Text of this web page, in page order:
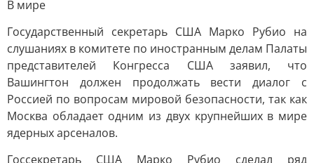
В мире
Государственный секретарь США Марко Рубио на
слушаниях в комитете по иностранным делам Палаты
представителей Конгресса США заявил, что
Вашингтон должен продолжать вести диалог с
Россией по вопросам мировой безопасности, так как
Москва обладает одним из двух крупнейших в мире
ядерных арсеналов.
Госсекретарь США Марко Рубио сделал ряд